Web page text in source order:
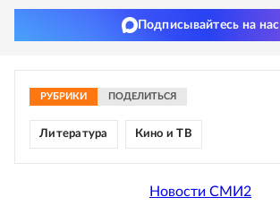
Подписывайтесь на нас
РУБРИКИ ПОДЕЛИТЬСЯ
Литература Кино и ТВ
Новости СМИ2